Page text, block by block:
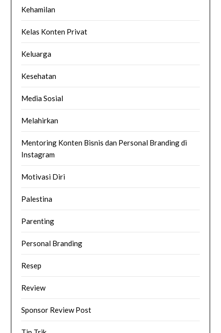
Kehamilan
Kelas Konten Privat
Keluarga
Kesehatan
Media Sosial
Melahirkan
Mentoring Konten Bisnis dan Personal Branding di
Instagram
Motivasi Diri
Palestina
Parenting
Personal Branding
Resep
Review
Sponsor Review Post